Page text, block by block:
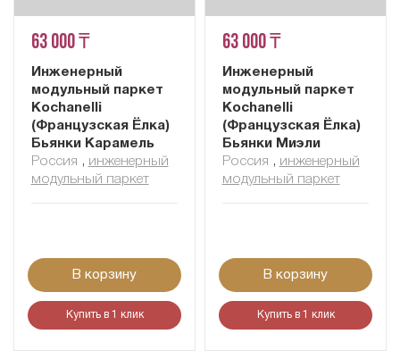
63 000 ₸
Инженерный
модульный паркет
Kochanelli
(Французская Ёлка)
Бьянки Карамель
Россия , инженерный
модульный паркет
В корзину
Купить в 1 клик
63 000 ₸
Инженерный
модульный паркет
Kochanelli
(Французская Ёлка)
Бьянки Миэли
Россия , инженерный
модульный паркет
В корзину
Купить в 1 клик